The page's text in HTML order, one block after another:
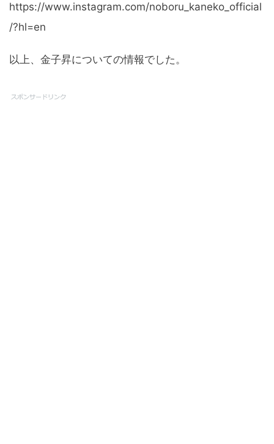
https://www.instagram.com/noboru_kaneko_official
/?hl=en
以上、金子昇についての情報でした。